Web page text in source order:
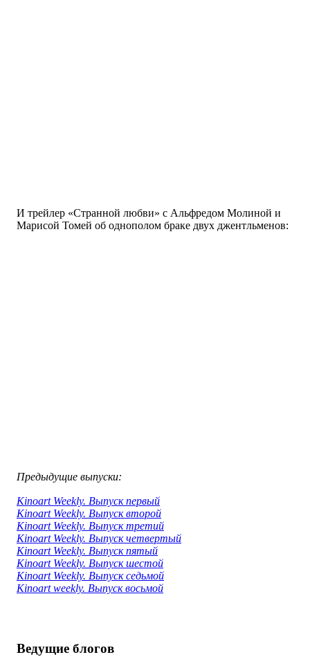
И трейлер «Странной любви» с Альфредом Молиной и
Марисой Томей об однополом браке двух джентльменов:
Предыдущие выпуски:
Kinoart Weekly. Выпуск первый
Kinoart Weekly. Выпуск второй
Kinoart Weekly. Выпуск третий
Kinoart Weekly. Выпуск четвертый
Kinoart Weekly. Выпуск пятый
Kinoart Weekly. Выпуск шестой
Kinoart Weekly. Выпуск седьмой
Kinoart weekly. Выпуск восьмой
Ведущие блогов